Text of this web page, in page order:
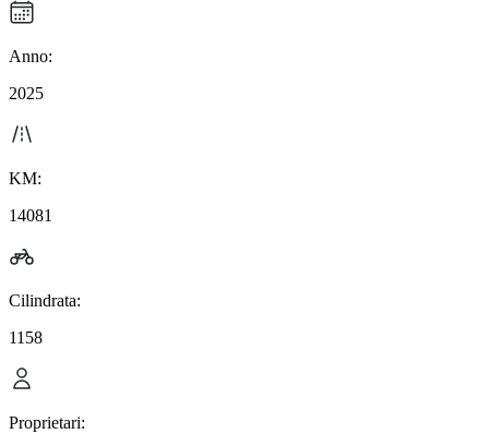
Anno:
2025
KM:
14081
Cilindrata:
1158
Proprietari: